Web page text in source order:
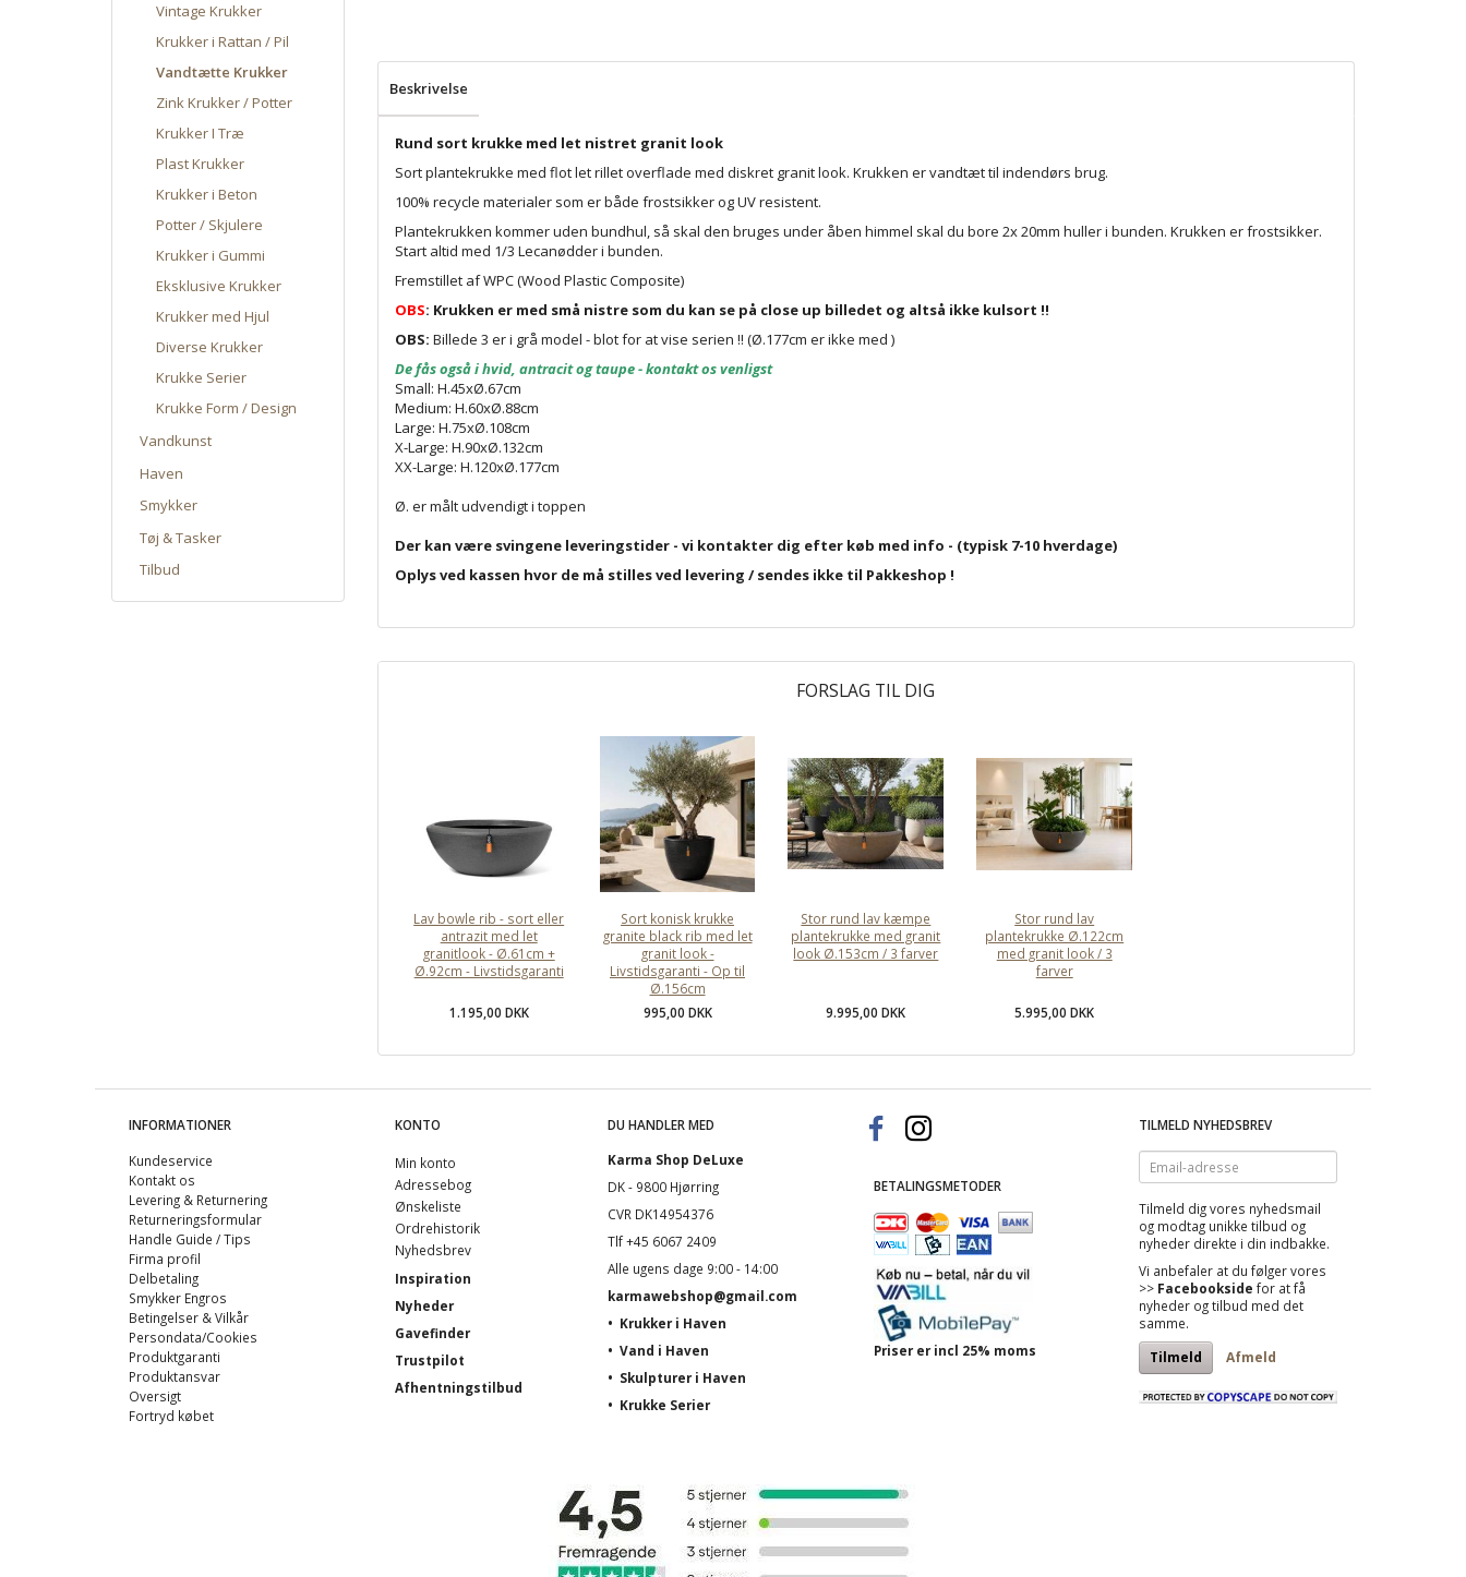
Vintage Krukker
Krukker i Rattan / Pil
Vandtætte Krukker
Zink Krukker / Potter
Krukker I Træ
Plast Krukker
Krukker i Beton
Potter / Skjulere
Krukker i Gummi
Eksklusive Krukker
Krukker med Hjul
Diverse Krukker
Krukke Serier
Krukke Form / Design
Vandkunst
Haven
Smykker
Tøj & Tasker
Tilbud
Beskrivelse
Rund sort krukke med let nistret granit look
Sort plantekrukke med flot let rillet overflade med diskret granit look. Krukken er vandtæt til indendørs brug.
100% recycle materialer som er både frostsikker og UV resistent.
Plantekrukken kommer uden bundhul, så skal den bruges under åben himmel skal du bore 2x 20mm huller i bunden. Krukken er frostsikker.
Start altid med 1/3 Lecanødder i bunden.
Fremstillet af WPC (Wood Plastic Composite)
OBS: Krukken er med små nistre som du kan se på close up billedet og altså ikke kulsort !!
OBS: Billede 3 er i grå model - blot for at vise serien !! (Ø.177cm er ikke med )
De fås også i hvid, antracit og taupe - kontakt os venligst
Small: H.45xØ.67cm
Medium: H.60xØ.88cm
Large: H.75xØ.108cm
X-Large: H.90xØ.132cm
XX-Large: H.120xØ.177cm
Ø. er målt udvendigt i toppen
Der kan være svingene leveringstider - vi kontakter dig efter køb med info - (typisk 7-10 hverdage)
Oplys ved kassen hvor de må stilles ved levering / sendes ikke til Pakkeshop !
FORSLAG TIL DIG
Lav bowle rib - sort eller
antrazit med let
granitlook - Ø.61cm +
Ø.92cm - Livstidsgaranti
1.195,00 DKK
Sort konisk krukke
granite black rib med let
granit look -
Livstidsgaranti - Op til
Ø.156cm
995,00 DKK
Stor rund lav kæmpe
plantekrukke med granit
look Ø.153cm / 3 farver
9.995,00 DKK
Stor rund lav
plantekrukke Ø.122cm
med granit look / 3
farver
5.995,00 DKK
INFORMATIONER
Kundeservice
Kontakt os
Levering & Returnering
Returneringsformular
Handle Guide / Tips
Firma profil
Delbetaling
Smykker Engros
Betingelser & Vilkår
Persondata/Cookies
Produktgaranti
Produktansvar
Oversigt
Fortryd købet
KONTO
Min konto
Adressebog
Ønskeliste
Ordrehistorik
Nyhedsbrev
Inspiration
Nyheder
Gavefinder
Trustpilot
Afhentningstilbud
DU HANDLER MED
Karma Shop DeLuxe
DK - 9800 Hjørring
CVR DK14954376
Tlf +45 6067 2409
Alle ugens dage 9:00 - 14:00
karmawebshop@gmail.com
• Krukker i Haven
• Vand i Haven
• Skulpturer i Haven
• Krukke Serier
BETALINGSMETODER
Priser er incl 25% moms
TILMELD NYHEDSBREV
Email-
adresse
Tilmeld dig vores nyhedsmail
og modtag unikke tilbud og
nyheder direkte i din indbakke.
Vi anbefaler at du følger vores
>> Facebookside for at få
nyheder og tilbud med det
samme.
Tilmeld Afmeld